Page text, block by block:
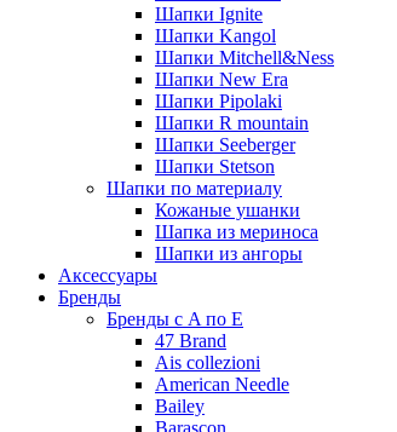
Шапки Ignite
Шапки Kangol
Шапки Mitchell&Ness
Шапки New Era
Шапки Pipolaki
Шапки R mountain
Шапки Seeberger
Шапки Stetson
Шапки по материалу
Кожаные ушанки
Шапка из мериноса
Шапки из ангоры
Аксессуары
Бренды
Бренды с A по E
47 Brand
Ais collezioni
American Needle
Bailey
Barascon